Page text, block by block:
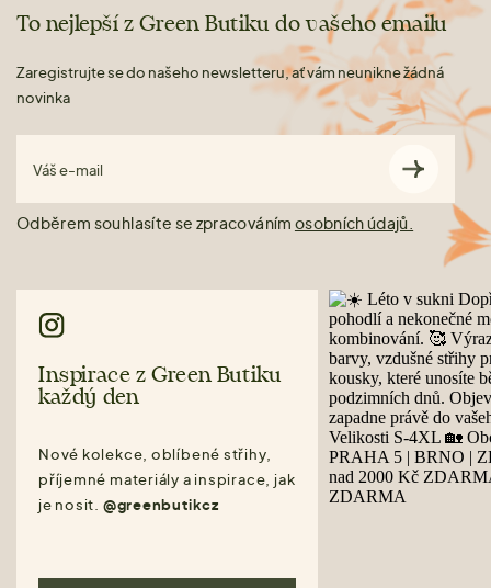
To nejlepší z Green Butiku do vašeho emailu
Zaregistrujte se do našeho newsletteru, ať vám neunikne žádná
novinka
Váš e-mail
Odběrem souhlasíte se zpracováním osobních údajů.
Inspirace z Green Butiku
každý den
Nové kolekce, oblíbené střihy,
příjemné materiály a inspirace, jak
je nosit. @greenbutikcz